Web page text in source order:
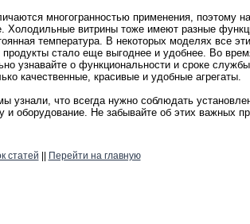
многогранностью применения, поэтому
Холодильные витрины тоже имеют разные
температура. В некоторых моделях все
продукты стало еще выгоднее и удобнее. Во
узнавайте о функциональности и сроке
качественные, красивые и удобные агрегаты.
узнали, что всегда нужно соблюдать
и оборудование. Не забывайте об этих важных
статей Перейти на главную